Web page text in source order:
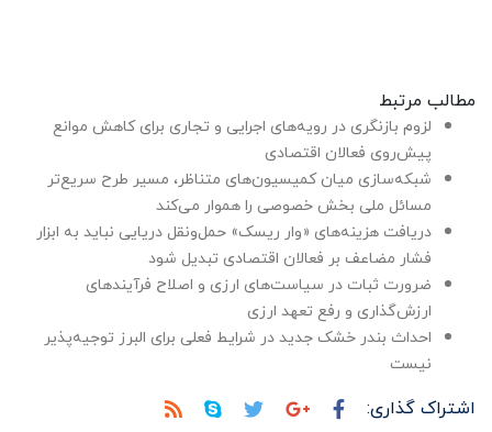
مطالب مرتبط
لزوم بازنگری در رویه‌های اجرایی و تجاری برای کاهش موانع
پیش‌روی فعالان اقتصادی
شبکه‌سازی میان کمیسیون‌های متناظر، مسیر طرح سریع‌تر
مسائل ملی بخش خصوصی را هموار می‌کند
دریافت هزینه‌های «وار ریسک» حمل‌ونقل دریایی نباید به ابزار
فشار مضاعف بر فعالان اقتصادی تبدیل شود
ضرورت ثبات در سیاست‌های ارزی و اصلاح فرآیندهای
ارزش‌گذاری و رفع تعهد ارزی
احداث بندر خشک جدید در شرایط فعلی برای البرز توجیه‌پذیر
نیست
اشتراک گذاری: